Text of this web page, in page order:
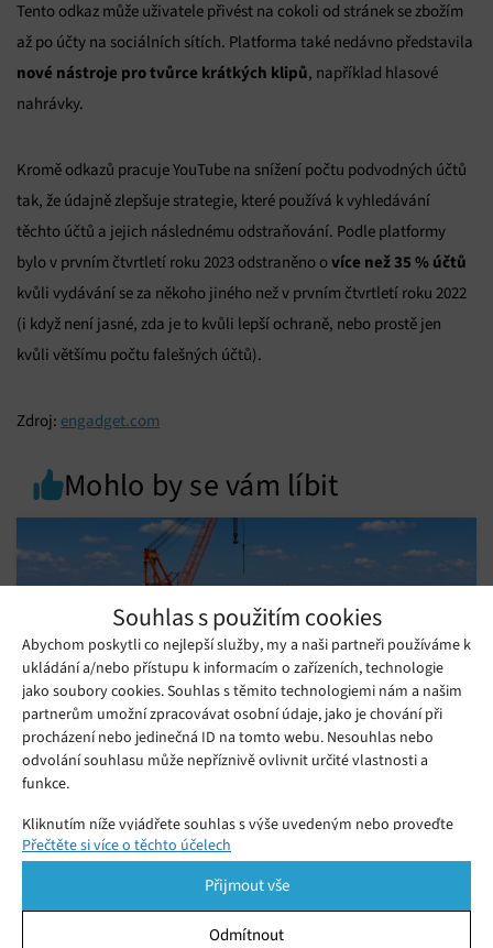
Souhlas s použitím cookies
Abychom poskytli co nejlepší služby, my a naši partneři používáme k
ukládání a/nebo přístupu k informacím o zařízeních, technologie
jako soubory cookies. Souhlas s těmito technologiemi nám a našim
partnerům umožní zpracovávat osobní údaje, jako je chování při
procházení nebo jedinečná ID na tomto webu. Nesouhlas nebo
odvolání souhlasu může nepříznivě ovlivnit určité vlastnosti a
funkce.
Kliknutím níže vyjádřete souhlas s výše uvedeným nebo proveďte
podrobnější rozhodnutí. Vaše volby budou použity pouze na tomto
pomocí přepínačů v Zásadách cookies nebo kliknutím na tlačítko
Spravovat souhlas ve spodní části obrazovky.
Přečtěte si více o těchto účelech
Přijmout vše
Odmítnout
Tento odkaz může uživatele přivést na cokoli od stránek se zbožím
až po účty na sociálních sítích. Platforma také nedávno představila
nové nástroje pro tvůrce krátkých klipů, například hlasové
nahrávky.
Kromě odkazů pracuje YouTube na snížení počtu podvodných účtů
tak, že údajně zlepšuje strategie, které používá k vyhledávání
těchto účtů a jejich následnému odstraňování. Podle platformy
bylo v prvním čtvrtletí roku 2023 odstraněno ovíce než 35 % účtů
kvůli vydávání se za někoho jiného než v prvním čtvrtletí roku 2022
(i když není jasné, zda je to kvůli lepší ochraně, nebo prostě jen
kvůli většímu počtu falešných účtů).
Zdroj: engadget.com
Mohlo by se vám líbit
pro AI. Chladí ho oceán
Čtvrtek 18. 06. 2026 Monika
Čína spustila revoluční podmořské datové centrum pro AI.
Servery běží 35 metrů pod hladinou moře, chladí je oceán a